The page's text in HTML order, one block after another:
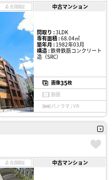
会員限定 中古マンション
間取り :3LDK
専有面積 :68.04㎡
築年月 :1982年03月
構造 :鉄骨鉄筋コンクリート
造（SRC）
画像35枚
動画
パノラマ / VR
会員限定 中古マンション